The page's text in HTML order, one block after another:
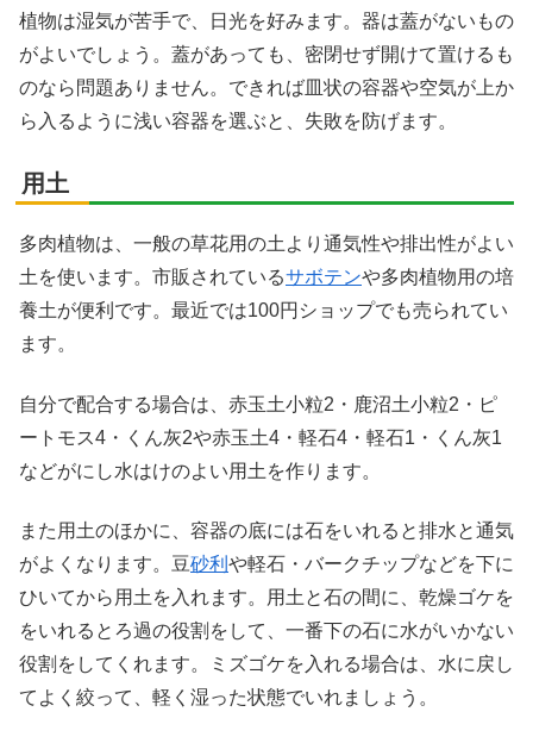
植物は湿気が苦手で、日光を好みます。器は蓋がないもの
がよいでしょう。蓋があっても、密閉せず開けて置けるも
のなら問題ありません。できれば皿状の容器や空気が上か
ら入るように浅い容器を選ぶと、失敗を防げます。
用土
多肉植物は、一般の草花用の土より通気性や排出性がよい
土を使います。市販されているサボテンや多肉植物用の培
養土が便利です。最近では100円ショップでも売られてい
ます。
自分で配合する場合は、赤玉土小粒2・鹿沼土小粒2・ピ
ートモス4・くん灰2や赤玉土4・軽石4・軽石1・くん灰1
などがにし水はけのよい用土を作ります。
また用土のほかに、容器の底には石をいれると排水と通気
がよくなります。豆砂利 や軽石・バークチップなどを下に
ひいてから用土を入れます。用土と石の間に、乾燥ゴケを
をいれるとろ過の役割をして、一番下の石に水がいかない
役割をしてくれます。ミズゴケを入れる場合は、水に戻し
てよく絞って、軽く湿った状態でいれましょう。